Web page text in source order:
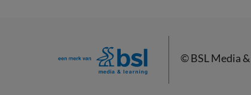
©BSL Media